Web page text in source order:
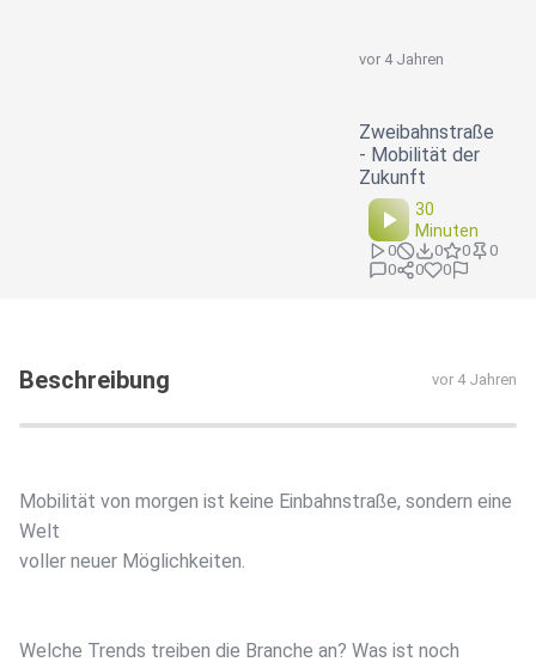
vor 4 Jahren
Zweibahnstraße
- Mobilität der
Zukunft
30
Minuten
0 0 0
0
0
0 0
Beschreibung vor 4 Jahren
Mobilität von morgen ist keine Einbahnstraße, sondern eine
Welt
voller neuer Möglichkeiten.
Welche Trends treiben die Branche an? Was ist noch